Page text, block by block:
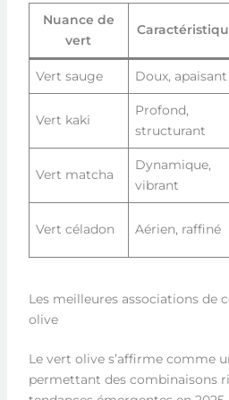
Nuance de
vert
Vert sauge Doux, apaisant
Vert kaki
Profond,
structurant
Vert matcha
Dynamique,
vibrant
Vert céladon Aérien, raffiné
Les meilleures associations de
olive
Le vert olive s’affirme comme
permettant des combinaisons